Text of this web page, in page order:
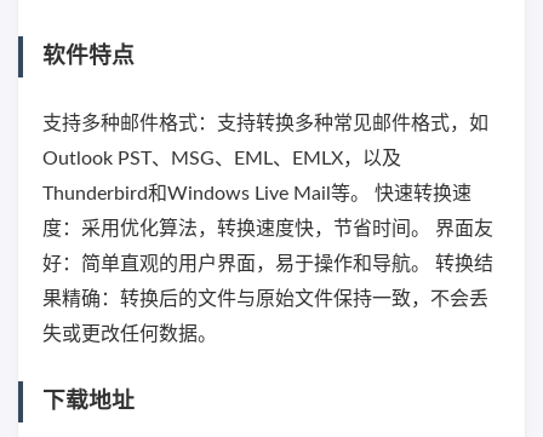
软件特点
支持多种邮件格式：支持转换多种常见邮件格式，如
Outlook PST、MSG、EML、EMLX，以及
Thunderbird和Windows Live Mail等。 快速转换速
度：采用优化算法，转换速度快，节省时间。 界面友
好：简单直观的用户界面，易于操作和导航。 转换结
果精确：转换后的文件与原始文件保持一致，不会丢
失或更改任何数据。
下载地址